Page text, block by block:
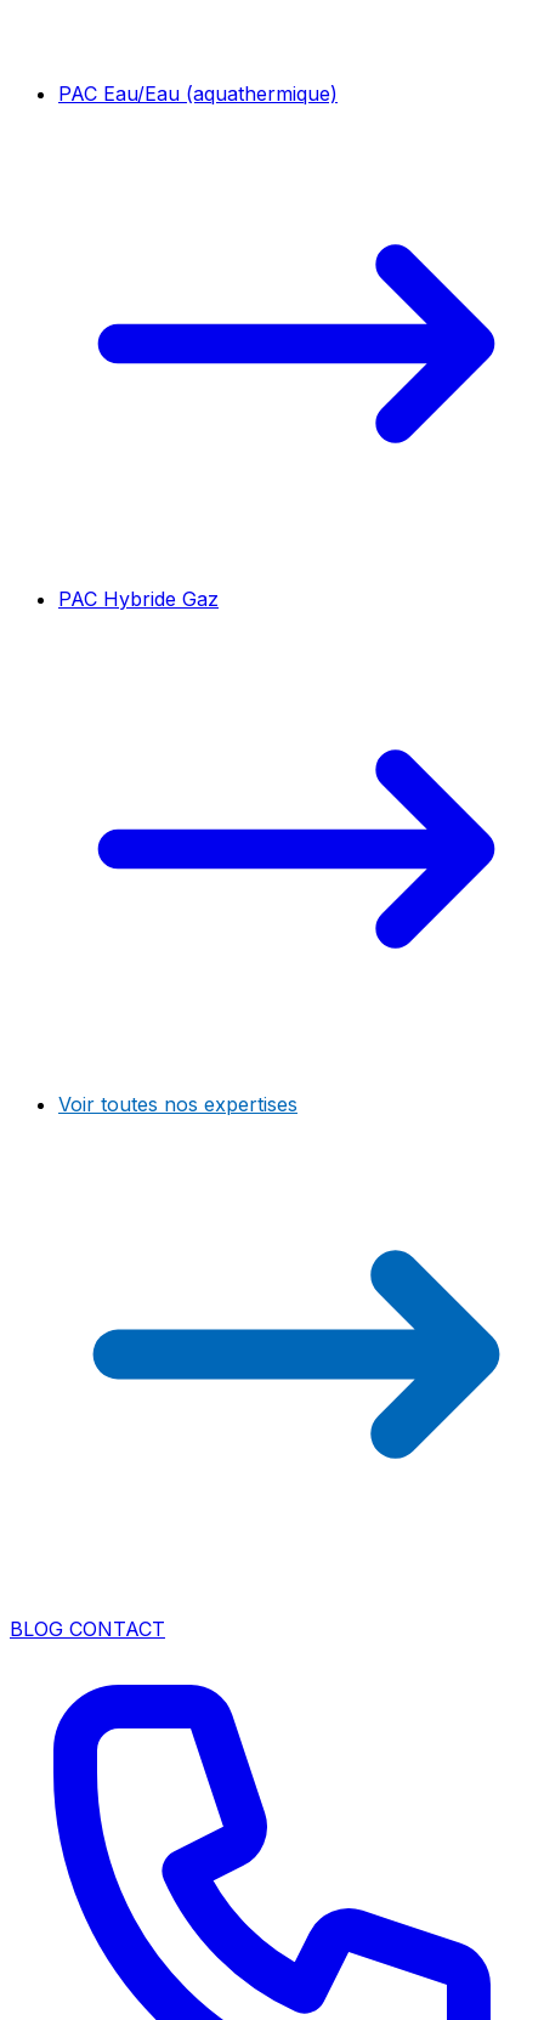
PAC Eau/Eau (aquathermique)
PAC Hybride Gaz
Voir toutes nos expertises
BLOG CONTACT